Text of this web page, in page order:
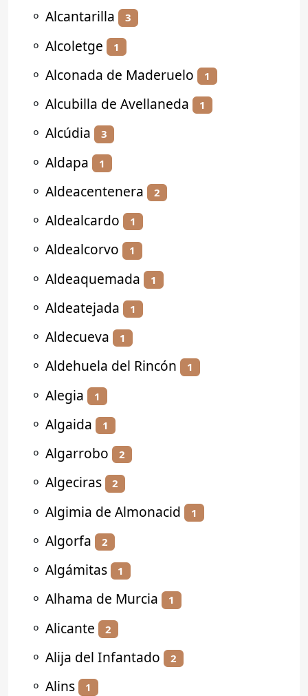
⚬ Alcantarilla 3
⚬ Alcoletge 1
⚬ Alconada de Maderuelo 1
⚬ Alcubilla de Avellaneda 1
⚬ Alcúdia 3
⚬ Aldapa 1
⚬ Aldeacentenera 2
⚬ Aldealcardo 1
⚬ Aldealcorvo 1
⚬ Aldeaquemada 1
⚬ Aldeatejada 1
⚬ Aldecueva 1
⚬ Aldehuela del Rincón 1
⚬ Alegia 1
⚬ Algaida 1
⚬ Algarrobo 2
⚬ Algeciras 2
⚬ Algimia de Almonacid 1
⚬ Algorfa 2
⚬ Algámitas 1
⚬ Alhama de Murcia 1
⚬ Alicante 2
⚬ Alija del Infantado 2
⚬ Alins 1